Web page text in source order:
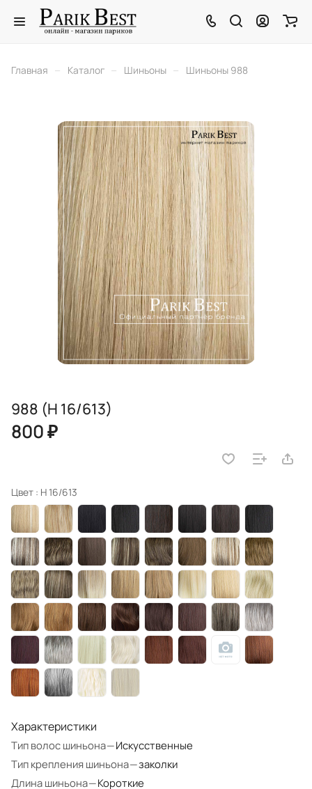
Главная – Каталог – Шиньоны – Шиньоны 988
988 (H 16/613)
800 ₽
Цвет : H 16/613
Характеристики
Тип волос шиньона—Искусственные
Тип крепления шиньона—заколки
Длина шиньона—Короткие